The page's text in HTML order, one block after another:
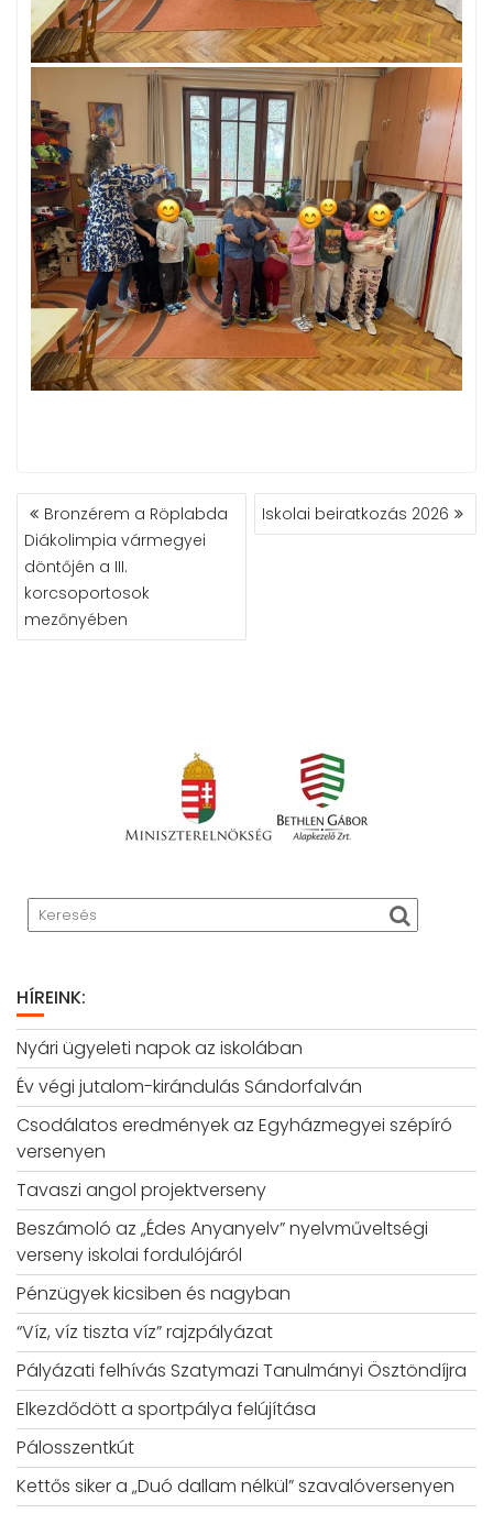
BEJEGYZÉS
NAVIGÁCIÓ
Bronzérem a Röplabda
Diákolimpia vármegyei
döntőjén a III.
korcsoportosok
mezőnyében
Iskolai beiratkozás 2026
HÍREINK:
Nyári ügyeleti napok az iskolában
Év végi jutalom-kirándulás Sándorfalván
Csodálatos eredmények az Egyházmegyei szépíró
versenyen
Tavaszi angol projektverseny
Beszámoló az „Édes Anyanyelv” nyelvműveltségi
verseny iskolai fordulójáról
Pénzügyek kicsiben és nagyban
“Víz, víz tiszta víz” rajzpályázat
Pályázati felhívás Szatymazi Tanulmányi Ösztöndíjra
Elkezdődött a sportpálya felújítása
Pálosszentkút
Kettős siker a „Duó dallam nélkül” szavalóversenyen